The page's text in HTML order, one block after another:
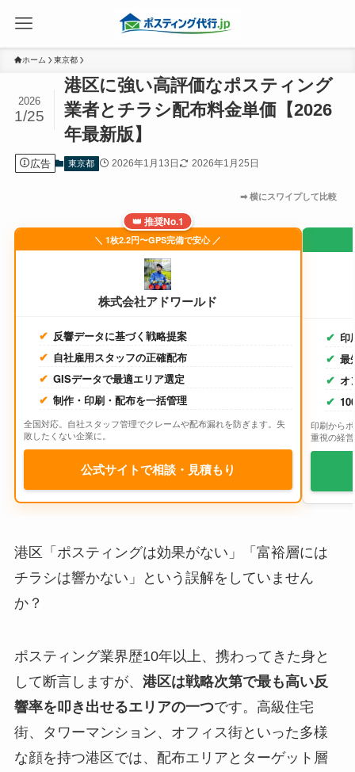
ホーム 東京都
港区に強い高評価なポスティング
業者とチラシ配布料金単価【2026
年最新版】
2026
1/25
広告 東京都 2026年1月13日 2026年1月25日
👑 推奨No.1
＼ 1枚2.2円〜GPS完備で安心 ／
株式会社アドワールド
反響データに基づく戦略提案
自社雇用スタッフの正確配布
GISデータで最適エリア選定
制作・印刷・配布を一括管理
全国対応。自社スタッフ管理でクレームや配布漏れを防ぎます。失
敗したくない企業に。
公式サイトで相談・見積もり
印
最
オ
印刷から
重視の経
港区「ポスティングは効果がない」「富裕層には
チラシは響かない」という誤解をしていません
か？
ポスティング業界歴10年以上、携わってきた身と
して断言しますが、 港区は戦略次第で最も高い反
響率を叩き出せるエリアの一つです。高級住宅
街、タワーマンション、オフィス街といった多様
な顔を持つ港区では、配布エリアとターゲット層